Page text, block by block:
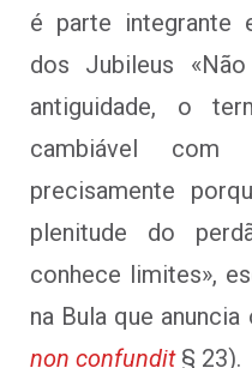
é parte integrante
dos Jubileus
antiguidade, o
cambiável com
precisamente
plenitude do
conhece limites»,
na Bula que
non confundit § 23).